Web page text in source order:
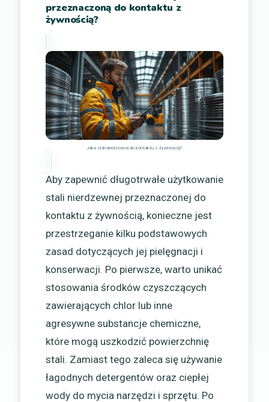
przeznaczoną do kontaktu z
żywnością?
Jaka stal nierdzewna do kontaktu z żywnością?
Aby zapewnić długotrwałe użytkowanie
stali nierdzewnej przeznaczonej do
kontaktu z żywnością, konieczne jest
przestrzeganie kilku podstawowych
zasad dotyczących jej pielęgnacji i
konserwacji. Po pierwsze, warto unikać
stosowania środków czyszczących
zawierających chlor lub inne
agresywne substancje chemiczne,
które mogą uszkodzić powierzchnię
stali. Zamiast tego zaleca się używanie
łagodnych detergentów oraz ciepłej
wody do mycia narzędzi i sprzętu. Po